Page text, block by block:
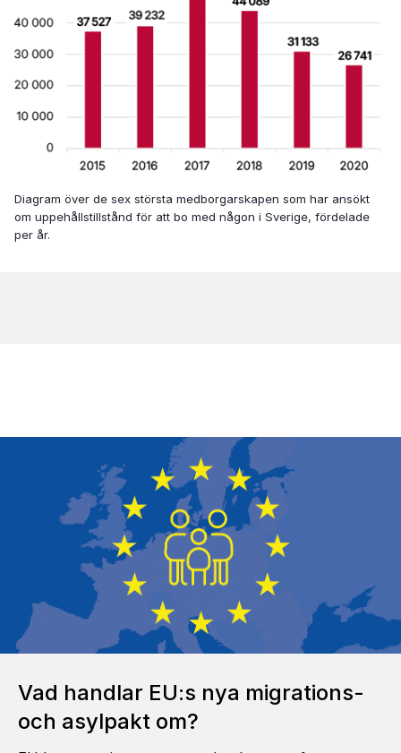
Diagram över de sex största medborgarskapen som har ansökt
om uppehållstillstånd för att bo med någon i Sverige, fördelade
per år.
Vad handlar EU:s nya migrations-
och asylpakt om?